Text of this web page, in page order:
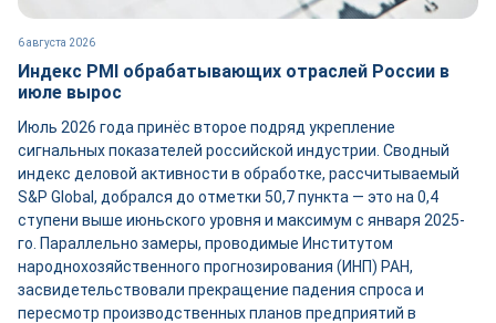
6 августа 2026
Индекс PMI обрабатывающих отраслей России в
июле вырос
Июль 2026 года принёс второе подряд укрепление
сигнальных показателей российской индустрии. Сводный
индекс деловой активности в обработке, рассчитываемый
S&P Global, добрался до отметки 50,7 пункта — это на 0,4
ступени выше июньского уровня и максимум с января 2025-
го. Параллельно замеры, проводимые Институтом
народнохозяйственного прогнозирования (ИНП) РАН,
засвидетельствовали прекращение падения спроса и
пересмотр производственных планов предприятий в